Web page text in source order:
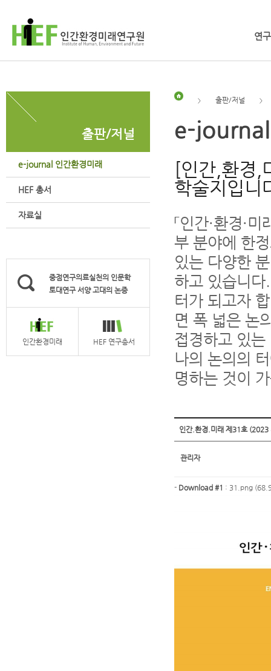
연
출판/저널
e-journal 인간환경미래
HEF 총서
자료실
중점연구의료실천의 인문학
토대연구 서양 고대의 논증
인간환경미래 HEF 연구총서
> 출판/저널 >
e-journal
[인간,환경,
학술지입니
「인간·환경·
부 분야에 한
있는 다양한
하고 있습니다.
터가 되고자
면 폭 넓은 논
접경하고 있
나의 논의의
명하는 것이
인간.환경.미래 제31호 (2023
관리자
- Download #1 : 31.png